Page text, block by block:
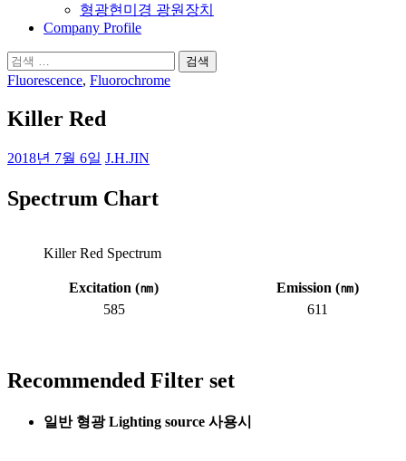
형광현미경 광원장치
Company Profile
검
색:
Fluorescence, Fluorochrome
Killer Red
2018년 7월 6일 J.H.JIN
Spectrum Chart
Killer Red Spectrum
Excitation (㎚) Emission (㎚)
585
611
Recommended Filter set
일반 형광 Lighting source 사용시